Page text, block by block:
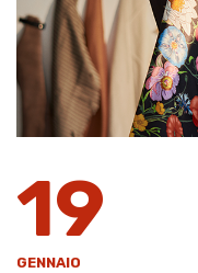
19
GENNAIO